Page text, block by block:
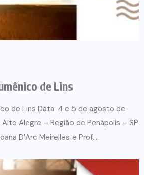
de Lins
de Lins Data: 4 e 5 de agosto de
Alegre – Região de Penápolis – SP
D’Arc Meirelles e Prof....